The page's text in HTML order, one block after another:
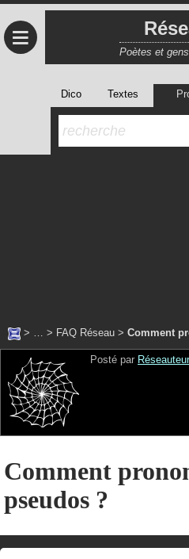
≡ Poètes et
Dico Textes
> … > FAQ Réseau > Comment
Posté par Réseauteur
Comment
pseudos ?